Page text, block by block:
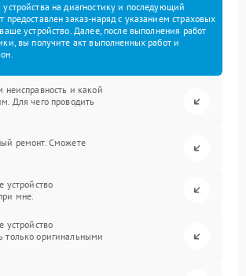
на диагностику и последующий
предоставлен заказ-наряд с указанием страховых
устройство. Далее, после выполнения работ
вы получите акт выполненных работ и
и какой
Для чего проводить
ремонт. Сможете
устройство
мне.
устройство
только оригинальными